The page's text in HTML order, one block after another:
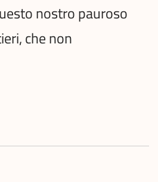
nostro pauroso
che non